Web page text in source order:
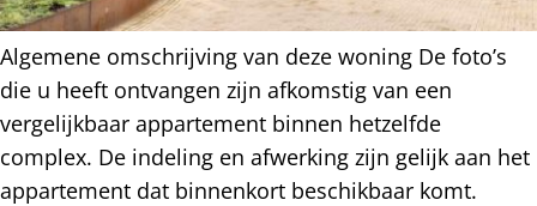
Algemene omschrijving van deze woning De foto’s
die u heeft ontvangen zijn afkomstig van een
vergelijkbaar appartement binnen hetzelfde
complex. De indeling en afwerking zijn gelijk aan het
appartement dat binnenkort beschikbaar komt.